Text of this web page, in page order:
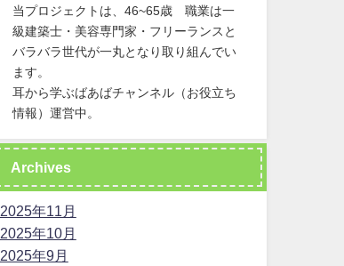
当プロジェクトは、46~65歳 職業は一
級建築士・美容専門家・フリーランスと
バラバラ世代が一丸となり取り組んでい
ます。
耳から学ぶばあばチャンネル（お役立ち
情報）運営中。
Archives
2025年11月
2025年10月
2025年9月